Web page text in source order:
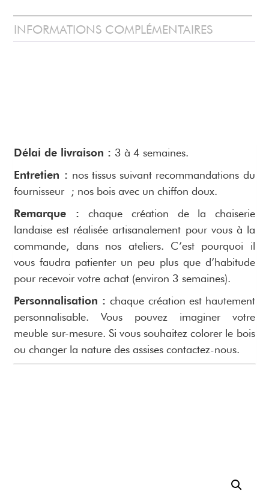
INFORMATIONS COMPLÉMENTAIRES
Délai de livraison : 3 à 4 semaines.
Entretien : nos tissus suivant recommandations du
fournisseur ; nos bois avec un chiffon doux.
Remarque :chaque création de la chaiserie
landaise est réalisée artisanalement pour vous à la
commande, dans nos ateliers. C’est pourquoi il
vous faudra patienter un peu plus que d’habitude
pour recevoir votre achat (environ 3 semaines).
Personnalisation :chaque création est hautement
personnalisable. Vous pouvez imaginer votre
meuble sur-mesure. Si vous souhaitez colorer le bois
ou changer la nature des assises contactez-nous.